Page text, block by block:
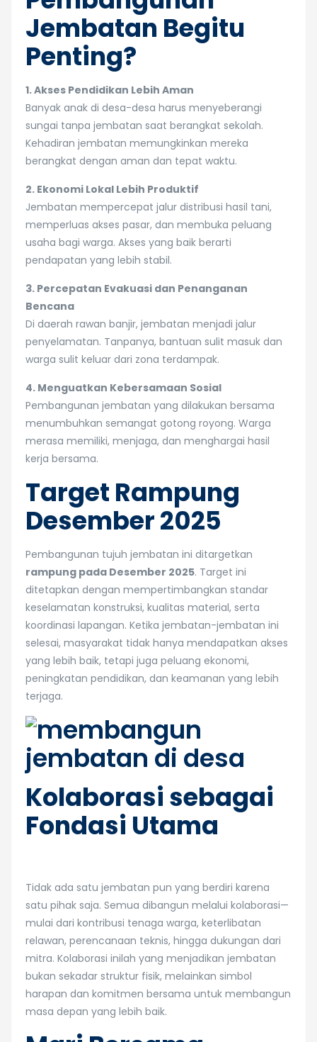
Jembatan Begitu
Penting?
1. Akses Pendidikan Lebih Aman
Banyak anak di desa-desa harus menyeberangi
sungai tanpa jembatan saat berangkat sekolah.
Kehadiran jembatan memungkinkan mereka
berangkat dengan aman dan tepat waktu.
2. Ekonomi Lokal Lebih Produktif
Jembatan mempercepat jalur distribusi hasil tani,
memperluas akses pasar, dan membuka peluang
usaha bagi warga. Akses yang baik berarti
pendapatan yang lebih stabil.
3. Percepatan Evakuasi dan Penanganan
Bencana
Di daerah rawan banjir, jembatan menjadi jalur
penyelamatan. Tanpanya, bantuan sulit masuk dan
warga sulit keluar dari zona terdampak.
4. Menguatkan Kebersamaan Sosial
Pembangunan jembatan yang dilakukan bersama
menumbuhkan semangat gotong royong. Warga
merasa memiliki, menjaga, dan menghargai hasil
kerja bersama.
Target Rampung
Desember 2025
Pembangunan tujuh jembatan ini ditargetkan
rampung pada Desember 2025. Target ini
ditetapkan dengan mempertimbangkan standar
keselamatan konstruksi, kualitas material, serta
koordinasi lapangan. Ketika jembatan-jembatan ini
selesai, masyarakat tidak hanya mendapatkan akses
yang lebih baik, tetapi juga peluang ekonomi,
peningkatan pendidikan, dan keamanan yang lebih
terjaga.
Kolaborasi sebagai
Fondasi Utama
Tidak ada satu jembatan pun yang berdiri karena
satu pihak saja. Semua dibangun melalui kolaborasi—
mulai dari kontribusi tenaga warga, keterlibatan
relawan, perencanaan teknis, hingga dukungan dari
mitra. Kolaborasi inilah yang menjadikan jembatan
bukan sekadar struktur fisik, melainkan simbol
harapan dan komitmen bersama untuk membangun
masa depan yang lebih baik.